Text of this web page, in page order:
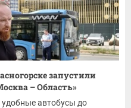
запустили
– Область»
автобусы до